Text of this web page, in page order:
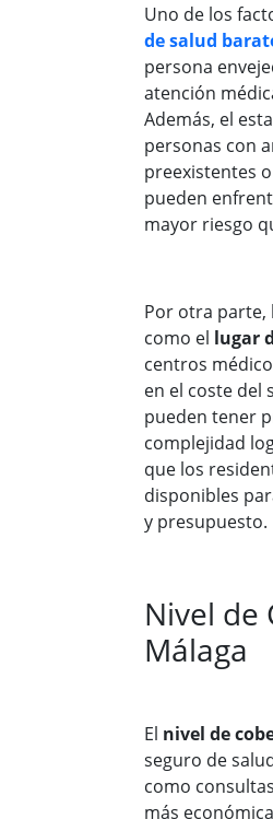
Uno de los
de salud
persona
atención
Además, el
personas con
preexistentes
pueden
mayor riesgo
Por otra parte,
como el lugar
centros
en el coste del
pueden tener
complejidad
que los
disponibles
y presupuesto.
Nivel de
Málaga
El nivel de
seguro de
como
más